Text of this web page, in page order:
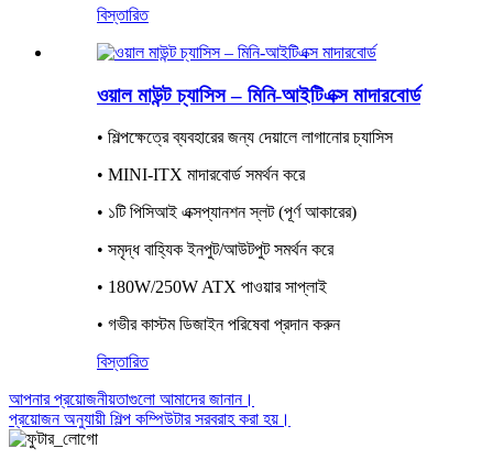
বিস্তারিত
ওয়াল মাউন্ট চ্যাসিস – মিনি-আইটিএক্স মাদারবোর্ড
• শিল্পক্ষেত্রে ব্যবহারের জন্য দেয়ালে লাগানোর চ্যাসিস
• MINI-ITX মাদারবোর্ড সমর্থন করে
• ১টি পিসিআই এক্সপ্যানশন স্লট (পূর্ণ আকারের)
• সমৃদ্ধ বাহ্যিক ইনপুট/আউটপুট সমর্থন করে
• 180W/250W ATX পাওয়ার সাপ্লাই
• গভীর কাস্টম ডিজাইন পরিষেবা প্রদান করুন
বিস্তারিত
আপনার প্রয়োজনীয়তাগুলো আমাদের জানান।
প্রয়োজন অনুযায়ী শিল্প কম্পিউটার সরবরাহ করা হয়।